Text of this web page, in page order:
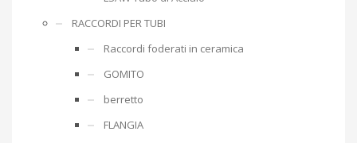
RACCORDI PER TUBI
Raccordi foderati in ceramica
GOMITO
berretto
FLANGIA